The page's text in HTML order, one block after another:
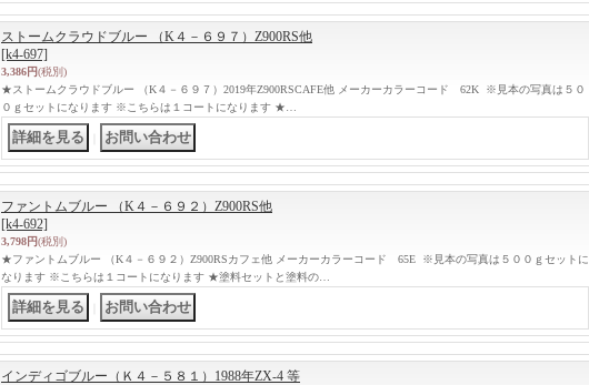
ストームクラウドブルー （K４－６９７）Z900RS他
[k4-697]
3,386円(税別)
★ストームクラウドブルー （K４－６９７）2019年Z900RSCAFE他 メーカーカラーコード 62K ※見本の写真は５０
０ｇセットになります ※こちらは１コートになります ★…
ファントムブルー （K４－６９２）Z900RS他
[k4-692]
3,798円(税別)
★ファントムブルー （K４－６９２）Z900RSカフェ他 メーカーカラーコード 65E ※見本の写真は５００ｇセットに
なります ※こちらは１コートになります ★塗料セットと塗料の…
インディゴブルー（Ｋ４－５８１）1988年ZX-4 等